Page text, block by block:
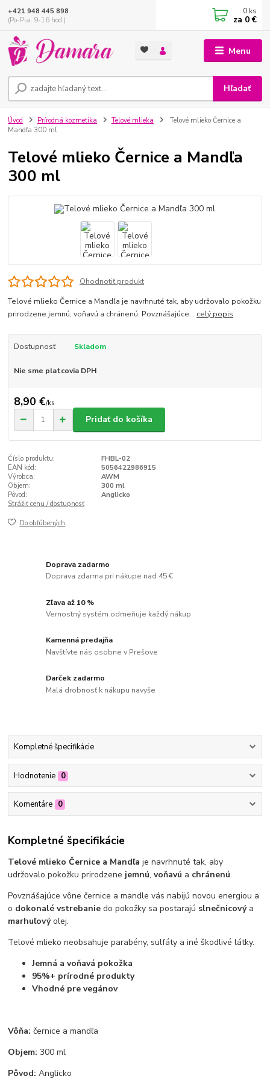
Menu
Hľadať
+421 948 445 898
(Po-Pia, 9-16 hod.)
0 ks
za 0 €
Úvod Prírodná kozmetika Telové mlieka
Telové mlieko Černice a
Mandľa 300 ml
Telové mlieko Černice a Mandľa
300 ml
Ohodnotiť produkt
Telové mlieko Černice a Mandľa je navrhnuté tak, aby udržovalo pokožku
prirodzene jemnú, voňavú a chránenú. Povznášajúce... celý popis
Dostupnosť Skladom
Nie sme platcovia DPH
8,90 €/ks
Pridať do košíka
Číslo produktu:
FHBL-02
EAN kód:
5056422986915
Výrobca:
AWM
Objem:
300 ml
Pôvod:
Anglicko
Strážiť cenu / dostupnosť
Do obľúbených
Doprava zadarmo
Doprava zdarma pri nákupe nad 45 €
Zľava až 10 %
Vernostný systém odmeňuje každý nákup
Kamenná predajňa
Navštívte nás osobne v Prešove
Darček zadarmo
Malá drobnosť k nákupu navyše
Kompletné špecifikácie
Hodnotenie 0
Komentáre 0
Kompletné špecifikácie
Telové mlieko Černice a Mandľaje navrhnuté tak, aby
udržovalo pokožku prirodzene jemnú,voňavú a chránenú.
Povznášajúce vône černice a mandle vás nabijú novou energiou a
o dokonalé vstrebaniedo pokožky sa postarajú slnečnicový a
marhuľovýolej.
Telové mlieko neobsahuje parabény, sulfáty a iné škodlivé látky.
Jemná a voňavá pokožka
95%+ prírodné produkty
Vhodné pre vegánov
Vôňa:černice a mandľa
Objem: 300 ml
Pôvod: Anglicko